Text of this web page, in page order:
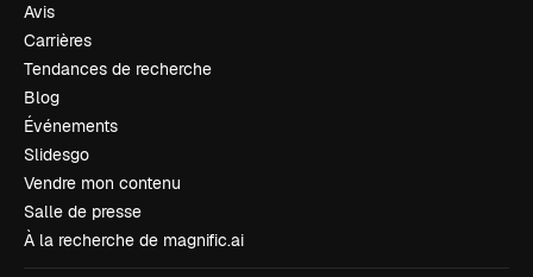
Avis
Carrières
Tendances de recherche
Blog
Événements
Slidesgo
Vendre mon contenu
Salle de presse
À la recherche de magnific.ai